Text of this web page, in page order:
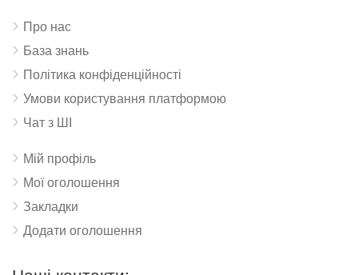
Про нас
База знань
Політика конфіденційності
Умови користування платформою
Чат з ШІ
Мій профіль
Мої оголошення
Закладки
Додати оголошення